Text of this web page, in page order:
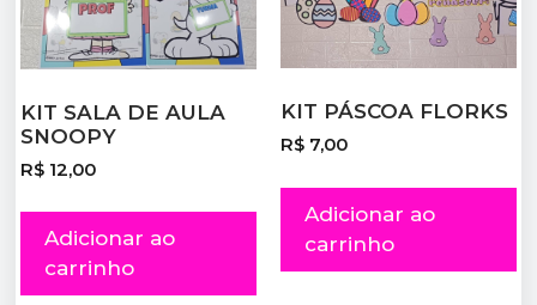
KIT SALA DE AULA
SNOOPY
R$ 12,00
Adicionar ao
carrinho
KIT PÁSCOA FLORKS
R$ 7,00
Adicionar ao
carrinho